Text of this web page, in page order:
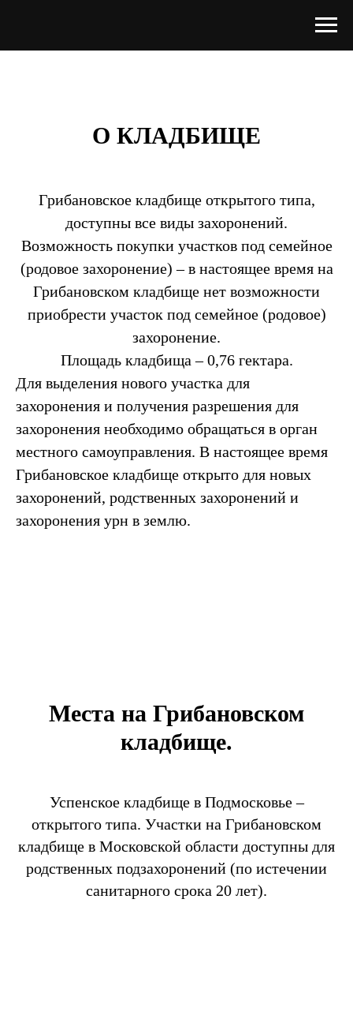
О КЛАДБИЩЕ
Грибановское кладбище открытого типа,
доступны все виды захоронений.
Возможность покупки участков под семейное
(родовое захоронение) – в настоящее время на
Грибановском кладбище нет возможности
приобрести участок под семейное (родовое)
захоронение.
Площадь кладбища – 0,76 гектара.
Для выделения нового участка для
захоронения и получения разрешения для
захоронения необходимо обращаться в орган
местного самоуправления. В настоящее время
Грибановское кладбище открыто для новых
захоронений, родственных захоронений и
захоронения урн в землю.
Места на Грибановском
кладбище.
Успенское кладбище в Подмосковье –
открытого типа. Участки на Грибановском
кладбище в Московской области доступны для
родственных подзахоронений (по истечении
санитарного срока 20 лет).